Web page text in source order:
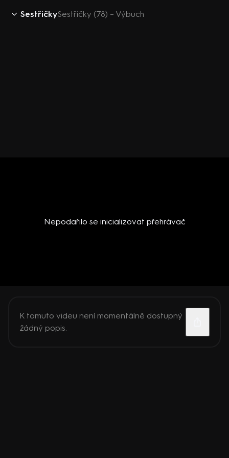
SestřičkySestřičky (78) – Výbuch
Nepodařilo se inicializovat přehrávač
K tomuto videu není momentálně dostupný
žádný popis.